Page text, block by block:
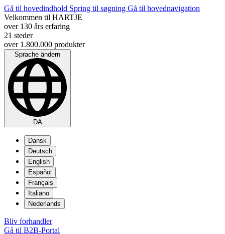
Gå til hovedindhold Spring til søgning Gå til hovednavigation
Velkommen til HARTJE
over 130 års erfaring
21 steder
over 1.800.000 produkter
Sprache ändern
DA
Dansk
Deutsch
English
Español
Français
Italiano
Nederlands
Bliv forhandler
Gå til B2B-Portal